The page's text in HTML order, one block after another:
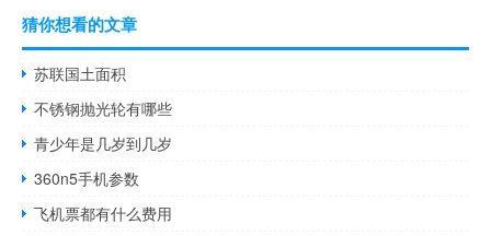
猜你想看的文章
苏联国土面积
不锈钢抛光轮有哪些
青少年是几岁到几岁
360n5手机参数
飞机票都有什么费用